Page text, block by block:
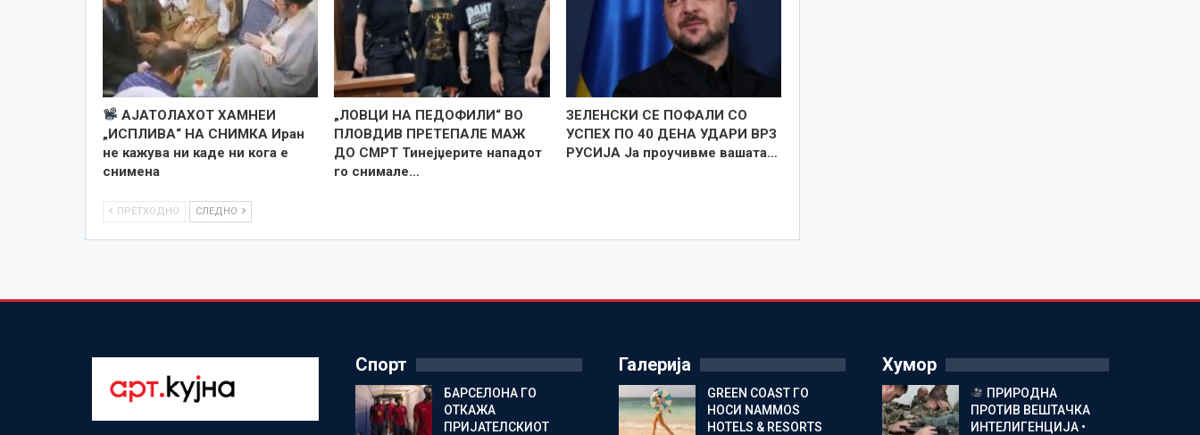
АЈАТОЛАХОТ ХАМНЕИ
„ИСПЛИВА“ НА СНИМКА Иран
не кажува ни каде ни кога е
снименa
„ЛОВЦИ НА ПЕДОФИЛИ“ ВО
ПЛОВДИВ ПРЕТЕПАЛЕ МАЖ
ДО СМРТ Тинејџерите нападот
го снимале…
ЗЕЛЕНСКИ СЕ ПОФАЛИ СО
УСПЕХ ПО 40 ДЕНА УДАРИ ВРЗ
РУСИЈА Ја проучивме вашата…
ПРЕТХОДНО СЛЕДНО
Спорт
БАРСЕЛОНА ГО
ОТКАЖА
ПРИЈАТЕЛСКИОТ
Галерија
GREEN COAST ГО
НОСИ NAMMOS
HOTELS & RESORTS
Хумор
ПРИРОДНА
ПРОТИВ ВЕШТАЧКА
ИНТЕЛИГЕНЦИЈА •